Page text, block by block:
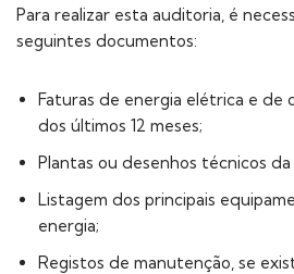
Para realizar esta auditoria, é
seguintes documentos:
Faturas de energia elétrica e de
dos últimos 12 meses;
Plantas ou desenhos técnicos da
Listagem dos principais
energia;
Registos de manutenção, se